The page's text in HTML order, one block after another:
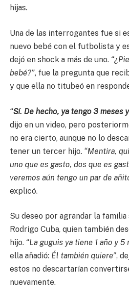
hijas.
Una de las interrogantes fue si
nuevo bebé con el futbolista y
dejó en shock a más de uno.
bebé?”, fue la pregunta que
y que ella no titubeó en
“Sí. De hecho, ya tengo 3 meses
dijo en un video, pero
no era cierto, aunque no lo
tener un tercer hijo. “Mentira,
uno que es gasto, dos que es
veremos aún tengo un par de
explicó.
Su deseo por agrandar la
Rodrigo Cuba, quien también
hijo. “La guguis ya tiene 1 año y 5
ella añadió: Él también quiere”,
estos no descartarían
nuevamente.